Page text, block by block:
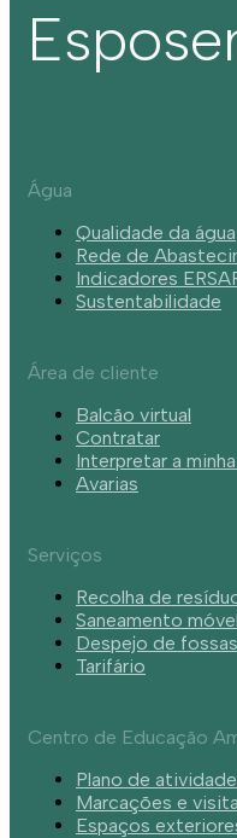
Água
Qualidade da água
Rede de
Indicadores
Sustentabilidade
Área de cliente
Balcão virtual
Contratar
Interpretar a
Avarias
Serviços
Recolha de
Saneamento móvel
Despejo de fossas
Tarifário
Centro de Educação
Plano de
Marcações e
Espaços